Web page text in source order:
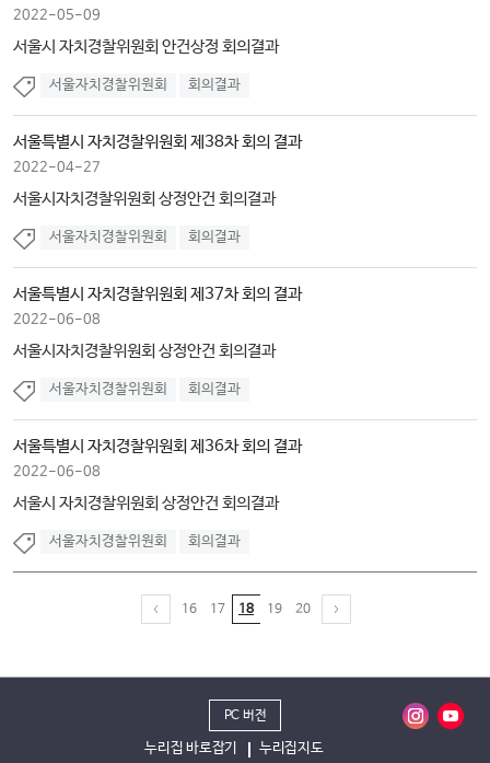
2022-05-09
서울시 자치경찰위원회 안건상정 회의결과
서울자치경찰위원회 회의결과
서울특별시 자치경찰위원회 제38차 회의 결과
2022-04-27
서울시자치경찰위원회 상정안건 회의결과
서울자치경찰위원회 회의결과
서울특별시 자치경찰위원회 제37차 회의 결과
2022-06-08
서울시자치경찰위원회 상정안건 회의결과
서울자치경찰위원회 회의결과
서울특별시 자치경찰위원회 제36차 회의 결과
2022-06-08
서울시 자치경찰위원회 상정안건 회의결과
서울자치경찰위원회 회의결과
16 17 18 19 20
PC 버전
누리집 바로잡기 누리집지도